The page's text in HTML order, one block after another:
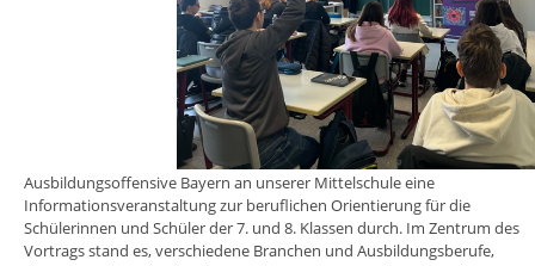
Ausbildungsoffensive Bayern an unserer Mittelschule eine
Informationsveranstaltung zur beruflichen Orientierung für die
Schülerinnen und Schüler der 7. und 8. Klassen durch. Im Zentrum des
Vortrags stand es, verschiedene Branchen und Ausbildungsberufe,